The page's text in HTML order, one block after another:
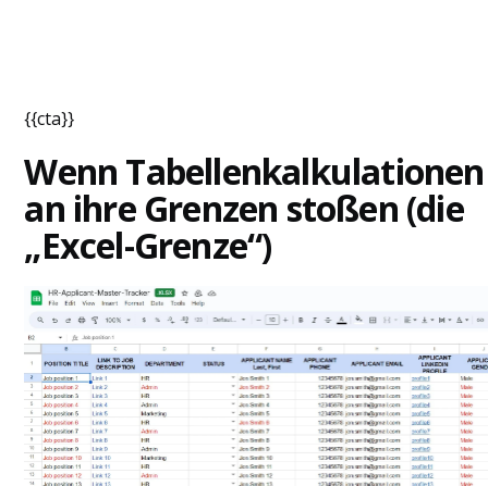
{{cta}}
Wenn Tabellenkalkulationen
an ihre Grenzen stoßen (die
„Excel-Grenze“)